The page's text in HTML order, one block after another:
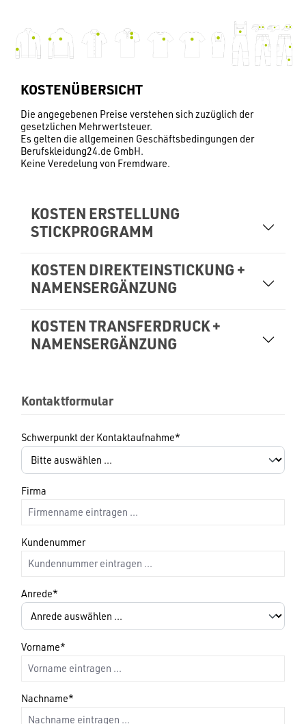
KOSTENÜBERSICHT
Die angegebenen Preise verstehen sich zuzüglich der
gesetzlichen Mehrwertsteuer.
Es gelten die allgemeinen Geschäftsbedingungen der
Berufskleidung24.de GmbH.
Keine Veredelung von Fremdware.
KOSTEN ERSTELLUNG
STICKPROGRAMM
KOSTEN DIREKTEINSTICKUNG +
NAMENSERGÄNZUNG
KOSTEN TRANSFERDRUCK +
NAMENSERGÄNZUNG
Kontaktformular
Schwerpunkt der Kontaktaufnahme*
Firma
Kundenummer
Anrede*
Vorname*
Nachname*